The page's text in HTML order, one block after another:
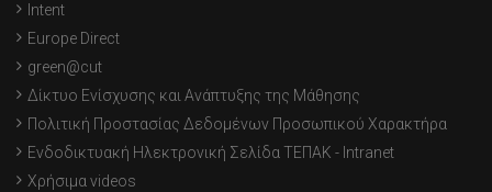
Intent
Europe Direct
green@cut
Δίκτυο Ενίσχυσης και Ανάπτυξης της Μάθησης
Πολιτική Προστασίας Δεδομένων Προσωπικού Χαρακτήρα
Ενδοδικτυακή Ηλεκτρονική Σελίδα ΤΕΠΑΚ - Intranet
Χρήσιμα videos